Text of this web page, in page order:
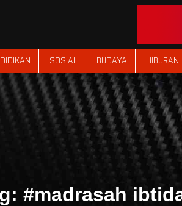
SOSIAL BUDAYA HIBURAN
#madrasah